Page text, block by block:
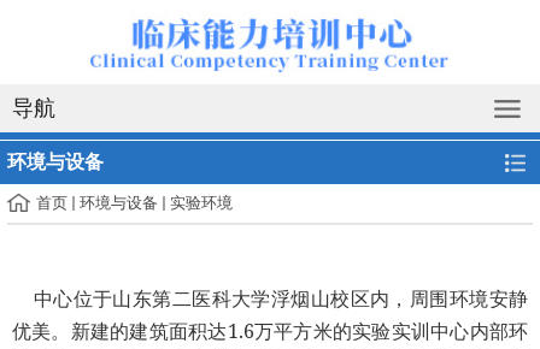
导航
环境与设备
首页 环境与设备 实验环境
中心位于山东第二医科大学浮烟山校区内，周围环境安静
优美。新建的建筑面积达1.6万平方米的实验实训中心内部环